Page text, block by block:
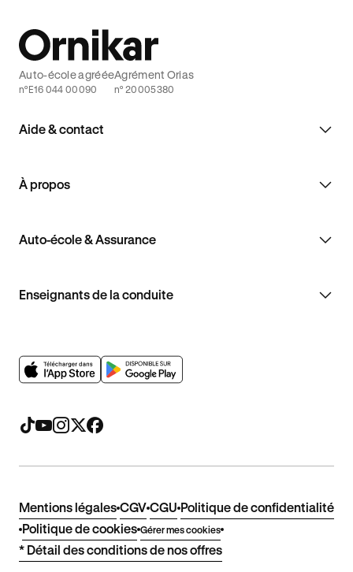
Aide & contact
À propos
Auto-école & Assurance
Enseignants de la conduite
Auto-école agréée
n°E16 044 00090
Agrément Orias
n° 20005380
Mentions légales CGV CGU Politique de confidentialité
Politique de cookies Gérer mes cookies
* Détail des conditions de nos offres